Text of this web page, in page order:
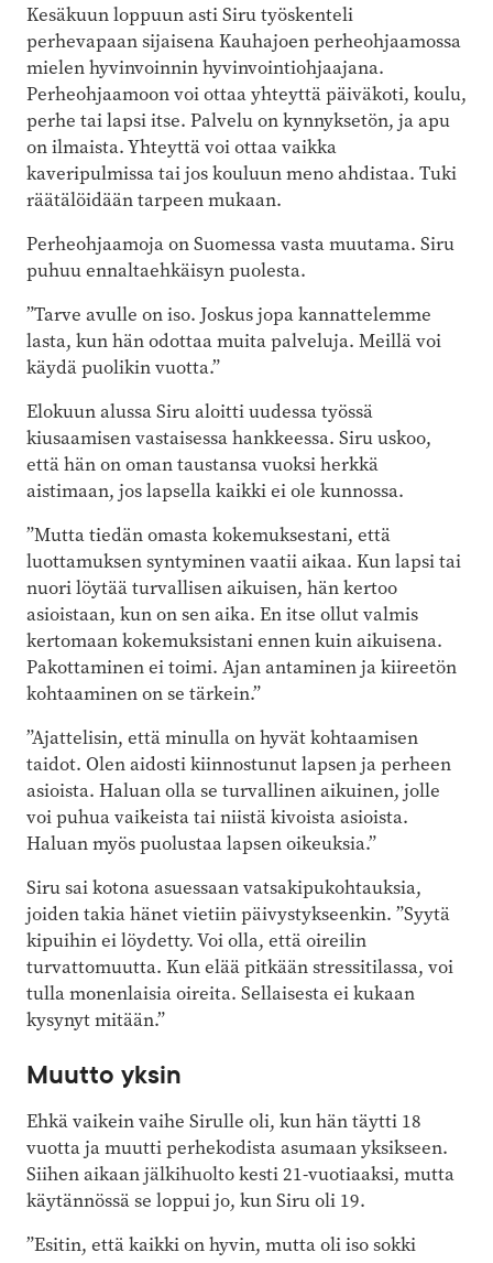
Kesäkuun loppuun asti Siru työskenteli
perhevapaan sijaisena Kauhajoen perheohjaamossa
mielen hyvinvoinnin hyvinvointiohjaajana.
Perheohjaamoon voi ottaa yhteyttä päiväkoti, koulu,
perhe tai lapsi itse. Palvelu on kynnyksetön, ja apu
on ilmaista. Yhteyttä voi ottaa vaikka
kaveripulmissa tai jos kouluun meno ahdistaa. Tuki
räätälöidään tarpeen mukaan.
Perheohjaamoja on Suomessa vasta muutama. Siru
puhuu ennaltaehkäisyn puolesta.
”Tarve avulle on iso. Joskus jopa kannattelemme
lasta, kun hän odottaa muita palveluja. Meillä voi
käydä puolikin vuotta.”
Elokuun alussa Siru aloitti uudessa työssä
kiusaamisen vastaisessa hankkeessa. Siru uskoo,
että hän on oman taustansa vuoksi herkkä
aistimaan, jos lapsella kaikki ei ole kunnossa.
”Mutta tiedän omasta kokemuksestani, että
luottamuksen syntyminen vaatii aikaa. Kun lapsi tai
nuori löytää turvallisen aikuisen, hän kertoo
asioistaan, kun on sen aika. En itse ollut valmis
kertomaan kokemuksistani ennen kuin aikuisena.
Pakottaminen ei toimi. Ajan antaminen ja kiireetön
kohtaaminen on se tärkein.”
”Ajattelisin, että minulla on hyvät kohtaamisen
taidot. Olen aidosti kiinnostunut lapsen ja perheen
asioista. Haluan olla se turvallinen aikuinen, jolle
voi puhua vaikeista tai niistä kivoista asioista.
Haluan myös puolustaa lapsen oikeuksia.”
Siru sai kotona asuessaan vatsakipukohtauksia,
joiden takia hänet vietiin päivystykseenkin. ”Syytä
kipuihin ei löydetty. Voi olla, että oireilin
turvattomuutta. Kun elää pitkään stressitilassa, voi
tulla monenlaisia oireita. Sellaisesta ei kukaan
kysynyt mitään.”
Muutto yksin
Ehkä vaikein vaihe Sirulle oli, kun hän täytti 18
vuotta ja muutti perhekodista asumaan yksikseen.
Siihen aikaan jälkihuolto kesti 21-vuotiaaksi, mutta
käytännössä se loppui jo, kun Siru oli 19.
”Esitin, että kaikki on hyvin, mutta oli iso sokki